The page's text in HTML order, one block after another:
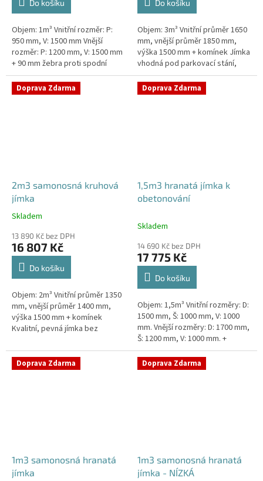
Do košíku
Objem: 1m³ Vnitřní rozměr: P:
950 mm, V: 1500 mm Vnější
rozměr: P: 1200 mm, V: 1500 mm
+ 90 mm žebra proti spodní
vodě + komínek Jímka do míst s
vysokou hladinou spodní vody
–...
Do košíku
Objem: 3m³ Vnitřní průměr 1650
mm, vnější průměr 1850 mm,
výška 1500 mm + komínek Jímka
vhodná pod parkovací stání,
komunikace i terasy Průměr
přítoku specifikujte v...
Doprava Zdarma
2m3 samonosná kruhová
jímka
Průměrné
produktu
je
4,3
hvězdiček.
Skladem
13 890 Kč bez DPH
16 807 Kč
Do košíku
Objem: 2m³ Vnitřní průměr 1350
mm, vnější průměr 1400 mm,
výška 1500 mm + komínek
Kvalitní, pevná jímka bez
přítoku specifikujte v
poznámce...
Doprava Zdarma
1,5m3 hranatá jímka k
obetonování
Skladem
14 690 Kč bez DPH
17 775 Kč
Do košíku
Objem: 1,5m³ Vnitřní rozměry: D:
1500 mm, Š: 1000 mm, V: 1000
mm. Vnější rozměry: D: 1700 mm,
Š: 1200 mm, V: 1000 mm. +
komínek. Jímka vhodná pod
parkovací stání,...
Doprava Zdarma
1m3 samonosná hranatá
jímka
Doprava Zdarma
1m3 samonosná hranatá
jímka - NÍZKÁ